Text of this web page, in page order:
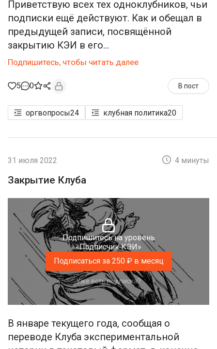
Приветствую всех тех одноклубников, чьи
подписки ещё действуют. Как и обещал в
предыдущей записи, посвящённой
закрытию КЭИ в его...
Подпишитесь, чтобы читать далее
5 0 В пост
оргвопросы24 клубная политика20
31 июля 2022 4 минуты
Закрытие Клуба
Подпишитесь на уровень
«Подписчик КЭИ»
Подписаться за 250 ₽ в месяц
Уже есть подписка?
В январе текущего года, сообщая о
переводе Клуба экспериментальной